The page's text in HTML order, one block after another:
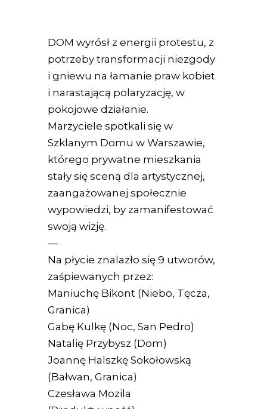
DOM wyrósł z energii protestu, z
potrzeby transformacji niezgody
i gniewu na łamanie praw kobiet
i narastającą polaryzację, w
pokojowe działanie.
Marzyciele spotkali się w
Szklanym Domu w Warszawie,
którego prywatne mieszkania
stały się sceną dla artystycznej,
zaangażowanej społecznie
wypowiedzi, by zamanifestować
swoją wizję.
—
Na płycie znalazło się 9 utworów,
zaśpiewanych przez:
Maniuchę Bikont (Niebo, Tęcza,
Granica)
Gabę Kulkę (Noc, San Pedro)
Natalię Przybysz (Dom)
Joannę Halszkę Sokołowską
(Bałwan, Granica)
Czesława Mozila